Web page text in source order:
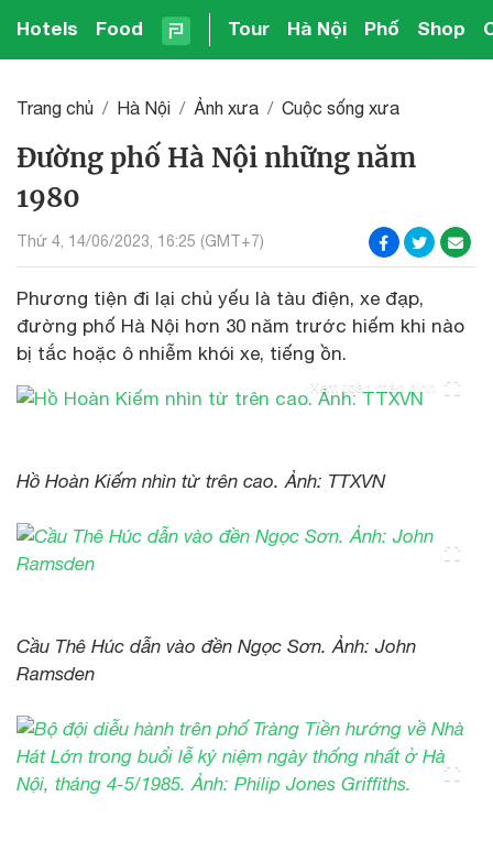
Hotels Food Tour Hà Nội Phố Shop
Trang chủ Hà Nội Ảnh xưa Cuộc sống xưa
Đường phố Hà Nội những năm
1980
Thứ 4, 14/06/2023, 16:25 (GMT+7)
Phương tiện đi lại chủ yếu là tàu điện, xe đạp,
đường phố Hà Nội hơn 30 năm trước hiếm khi nào
bị tắc hoặc ô nhiễm khói xe, tiếng ồn.
Xem toàn màn hình
Hồ Hoàn Kiếm nhìn từ trên cao. Ảnh: TTXVN
Cầu Thê Húc dẫn vào đền Ngọc Sơn. Ảnh: John
Ramsden